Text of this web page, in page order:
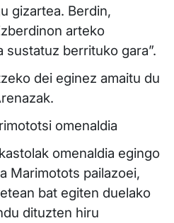
gizartea. Berdin,
arteko
sustatuz berrituko gara”.
dei eginez amaitu du
omenaldia
omenaldia egingo
Marimotots pailazoei,
bat egiten duelako
dituzten hiru